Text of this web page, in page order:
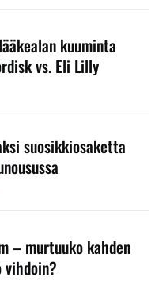
kuuminta
vs. Eli Lilly
suosikkiosaketta
– murtuuko kahden